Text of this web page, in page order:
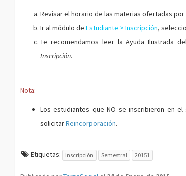
Revisar el horario de las materias ofertadas por
Ir al módulo de Estudiante > Inscripción,
Te recomendamos leer la Ayuda Ilustrada
Inscripción.
Nota:
Los estudiantes que NO se inscribieron en
solicitarReincorporación.
Etiquetas: Inscripción Semestral 20151